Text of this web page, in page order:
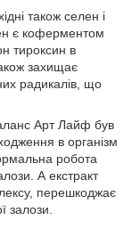
також селен і
є коферментом
тироксин в
захищає
радикалів, що
Арт Лайф був
в організм
робота
А екстракт
перешкоджає
залози.